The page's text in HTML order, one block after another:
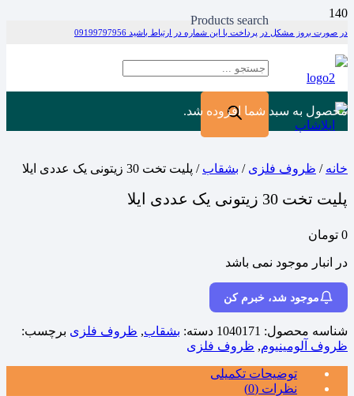
در صورت بروز مشکل در پرداخت با این شماره در ارتباط باشید 09199797956
Products search
محصول به سبد شما افزوده شد.
خانه / ظروف فلزی / بشقاب / پلیت تخت 30 زیتونی یک عددی ایلا
پلیت تخت 30 زیتونی یک عددی ایلا
0 تومان
در انبار موجود نمی باشد
موجود شد، خبرم کن
شناسه محصول: 1040171 دسته: بشقاب, ظروف فلزی برچسب:
ظروف آلومینیوم, ظروف فلزی
توضیحات تکمیلی
نظرات (0)